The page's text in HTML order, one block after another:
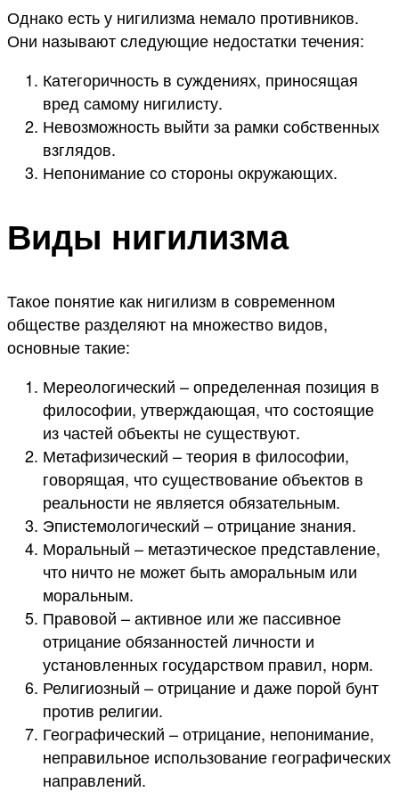
Однако есть у нигилизма немало противников.
Они называют следующие недостатки течения:
Категоричность в суждениях, приносящая
вред самому нигилисту.
Невозможность выйти за рамки собственных
взглядов.
Непонимание со стороны окружающих.
Виды нигилизма
Такое понятие как нигилизм в современном
обществе разделяют на множество видов,
основные такие:
Мереологический – определенная позиция в
философии, утверждающая, что состоящие
из частей объекты не существуют.
Метафизический – теория в философии,
говорящая, что существование объектов в
реальности не является обязательным.
Эпистемологический – отрицание знания.
Моральный – метаэтическое представление,
что ничто не может быть аморальным или
моральным.
Правовой – активное или же пассивное
отрицание обязанностей личности и
установленных государством правил, норм.
Религиозный – отрицание и даже порой бунт
против религии.
Географический – отрицание, непонимание,
неправильное использование географических
направлений.